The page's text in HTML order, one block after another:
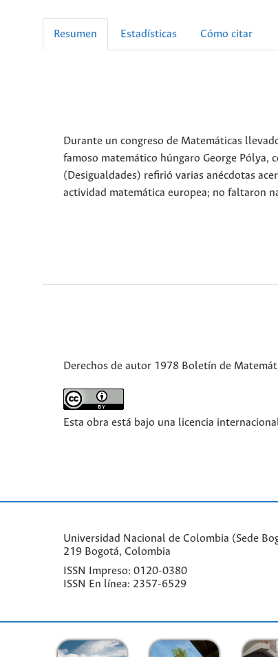
Resumen Estadísticas Cómo citar
Durante un congreso de Matemáticas
famoso matemático húngaro George
(Desigualdades) refirió varias anécdotas
actividad matemática europea; no faltaron
Derechos de autor 1978 Boletín de
Esta obra está bajo una licencia
Universidad Nacional de Colombia (Sede
219 Bogotá, Colombia
ISSN Impreso: 0120-0380
ISSN En línea: 2357-6529